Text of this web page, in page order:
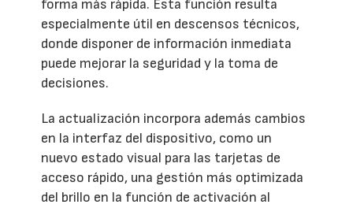
forma más rápida. Esta función resulta
especialmente útil en descensos técnicos,
donde disponer de información inmediata
puede mejorar la seguridad y la toma de
decisiones.
La actualización incorpora además cambios
en la interfaz del dispositivo, como un
nuevo estado visual para las tarjetas de
acceso rápido, una gestión más optimizada
del brillo en la función de activación al